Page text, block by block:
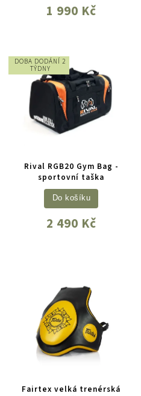
1 990 Kč
DOBA DODÁNÍ 2
TÝDNY
Rival RGB20 Gym Bag -
sportovní taška
2 490 Kč
Do košíku
Fairtex velká trenérská